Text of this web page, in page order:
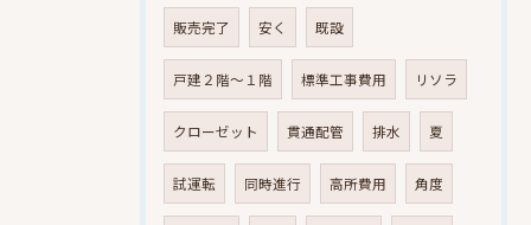
販売完了 安く 既設
戸建２階～１階 標準工事費用 リソラ
クローゼット 貫通配管 排水 夏
試運転 同時進行 高所費用 角度